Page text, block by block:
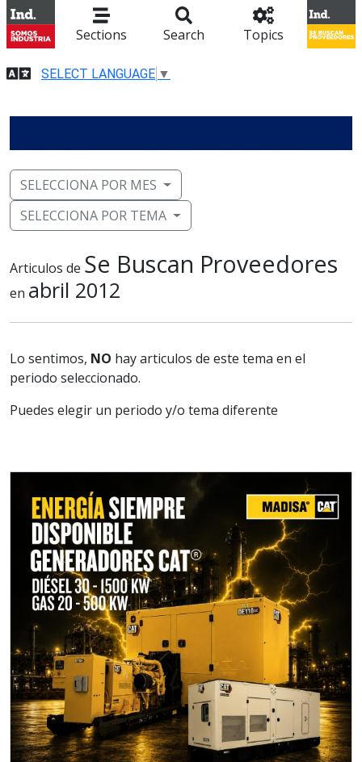
Sections Search Topics
SELECT LANGUAGE ▼
SELECCIONA POR MES
SELECCIONA POR TEMA
Articulos de Se Buscan Proveedores
en abril 2012
Lo sentimos, NO hay articulos de este tema en el
periodo seleccionado.
Puedes elegir un periodo y/o tema diferente